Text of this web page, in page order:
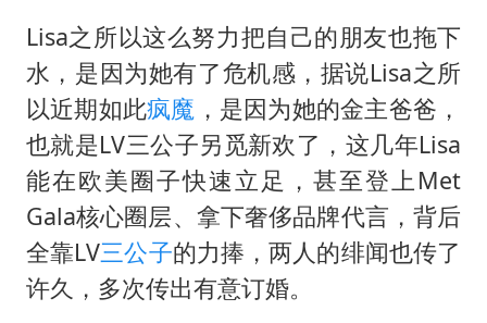
Lisa之所以这么努力把自己的朋友也拖下
水，是因为她有了危机感，据说Lisa之所
以近期如此疯魔 ，是因为她的金主爸爸，
也就是LV三公子另觅新欢了，这几年Lisa
能在欧美圈子快速立足，甚至登上Met
Gala核心圈层、拿下奢侈品牌代言，背后
全靠LV三公子的力捧，两人的绯闻也传了
许久，多次传出有意订婚。